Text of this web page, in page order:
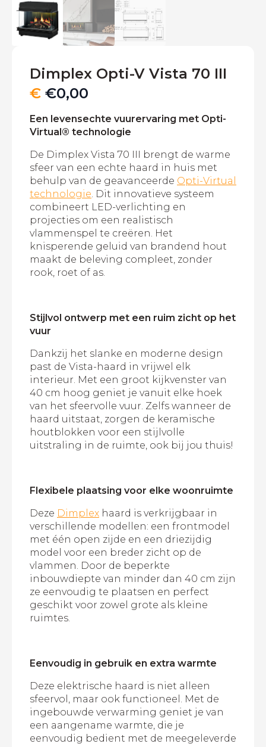
Dimplex Opti-V Vista 70 III
€ €0,00
Een levensechte vuurervaring met Opti-
Virtual® technologie
De Dimplex Vista 70 III brengt de warme
sfeer van een echte haard in huis met
behulp van de geavanceerde Opti-Virtual
technologie. Dit innovatieve systeem
combineert LED-verlichting en
projecties om een realistisch
vlammenspel te creëren. Het
knisperende geluid van brandend hout
maakt de beleving compleet, zonder
rook, roet of as.
Stijlvol ontwerp met een ruim zicht op het
vuur
Dankzij het slanke en moderne design
past de Vista-haard in vrijwel elk
interieur. Met een groot kijkvenster van
40 cm hoog geniet je vanuit elke hoek
van het sfeervolle vuur. Zelfs wanneer de
haard uitstaat, zorgen de keramische
houtblokken voor een stijlvolle
uitstraling in de ruimte, ook bij jou thuis!
Flexibele plaatsing voor elke woonruimte
Deze Dimplex haard is verkrijgbaar in
verschillende modellen: een frontmodel
met één open zijde en een driezijdig
model voor een breder zicht op de
vlammen. Door de beperkte
inbouwdiepte van minder dan 40 cm zijn
ze eenvoudig te plaatsen en perfect
geschikt voor zowel grote als kleine
ruimtes.
Eenvoudig in gebruik en extra warmte
Deze elektrische haard is niet alleen
sfeervol, maar ook functioneel. Met de
ingebouwde verwarming geniet je van
een aangename warmte, die je
eenvoudig bedient met de meegeleverde